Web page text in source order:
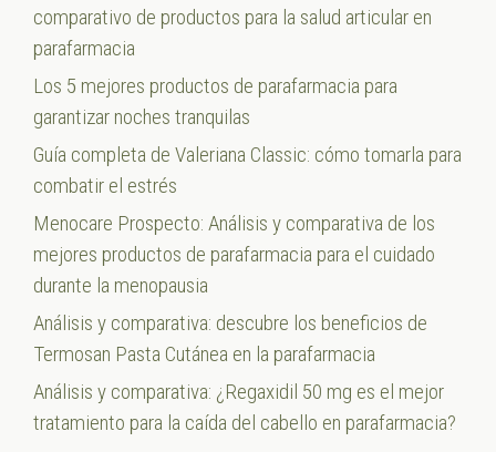
comparativo de productos para la salud articular en
parafarmacia
Los 5 mejores productos de parafarmacia para
garantizar noches tranquilas
Guía completa de Valeriana Classic: cómo tomarla para
combatir el estrés
Menocare Prospecto: Análisis y comparativa de los
mejores productos de parafarmacia para el cuidado
durante la menopausia
Análisis y comparativa: descubre los beneficios de
Termosan Pasta Cutánea en la parafarmacia
Análisis y comparativa: ¿Regaxidil 50 mg es el mejor
tratamiento para la caída del cabello en parafarmacia?